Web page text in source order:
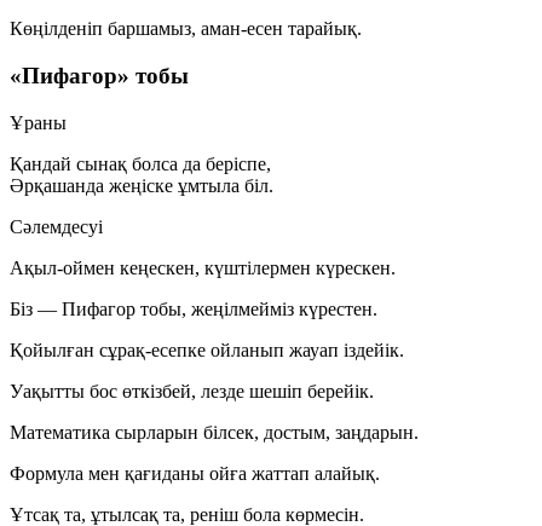
Көңілденіп баршамыз, аман-есен тарайық.
«Пифагор» тобы
Ұраны
Қандай сынақ болса да беріспе,
Әрқашанда жеңіске ұмтыла біл.
Сәлемдесуі
Ақыл-оймен кеңескен, күштілермен күрескен.
Біз — Пифагор тобы, жеңілмейміз күрестен.
Қойылған сұрақ-есепке ойланып жауап іздейік.
Уақытты бос өткізбей, лезде шешіп берейік.
Математика сырларын білсек, достым, заңдарын.
Формула мен қағиданы ойға жаттап алайық.
Ұтсақ та, ұтылсақ та, реніш бола көрмесін.